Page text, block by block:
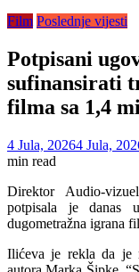
Film Poslednje vijesti
Potpisani
sufinansirati
filma sa 1,4
4 Jula, 20264 Jula,
min read
Direktor Audio-
potpisala je danas
dugometražna igrana
Ilićeva je rekla da je